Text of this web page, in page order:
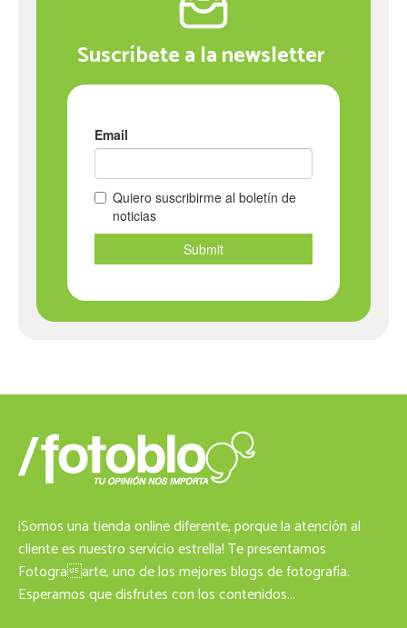
Suscríbete a la newsletter
¡Somos una tienda online diferente, porque la atención al
cliente es nuestro servicio estrella! Te presentamos
Fotograarte, uno de los mejores blogs de fotografía.
Esperamos que disfrutes con los contenidos...